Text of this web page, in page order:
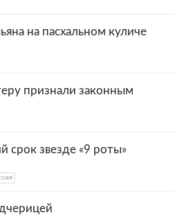
на пасхальном куличе
признали законным
срок звезде «9 роты»